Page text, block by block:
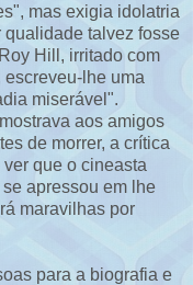
mas exigia idolatria
qualidade talvez fosse
Hill, irritado com
lhe uma
miserável".
aos amigos
de morrer, a crítica
que o cineasta
apressou em lhe
maravilhas por
para a biografia e